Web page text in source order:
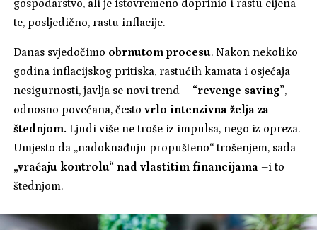
gospodarstvo, ali je istovremeno doprinio i rastu cijena
te, posljedično, rastu inflacije.
Danas svjedočimo obrnutom procesu. Nakon nekoliko
godina inflacijskog pritiska, rastućih kamata i osjećaja
nesigurnosti, javlja se novi trend – “revenge saving”,
odnosno povećana, često vrlo intenzivna želja za
štednjom. Ljudi više ne troše iz impulsa, nego iz opreza.
Umjesto da „nadoknađuju propušteno“ trošenjem, sada
„vraćaju kontrolu“ nad vlastitim financijama –i to
štednjom.